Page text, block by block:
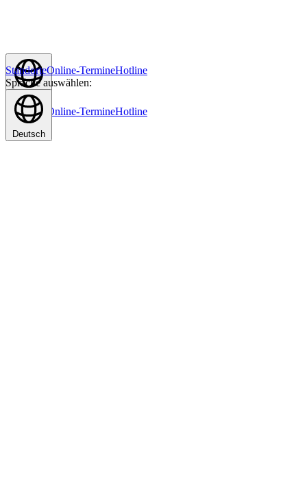
Deutsch
Standorte Online-TermineHotline
StandorteOnline-TermineHotline
Sprache auswählen:
Deutsch